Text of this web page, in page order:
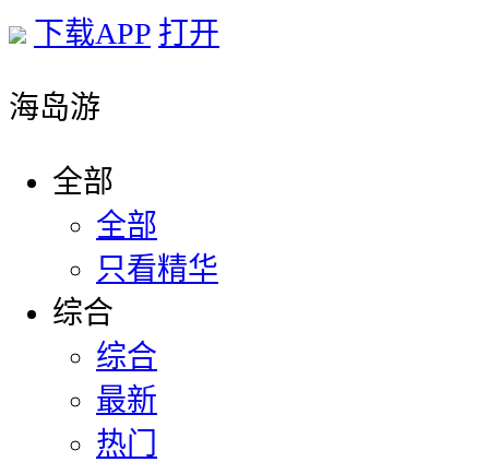
下载APP 打开
海岛游
全部
全部
只看精华
综合
综合
最新
热门